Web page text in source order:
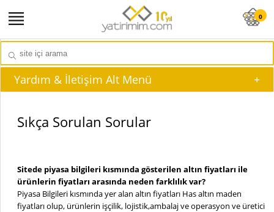
0
Yardım & İletişim Alt Menü
Sıkça Sorulan Sorular
Sitede piyasa bilgileri kısmında gösterilen altın fiyatları ile
ürünlerin fiyatları arasında neden farklılık var?
Piyasa Bilgileri kısmında yer alan altın fiyatları Has altın maden
fiyatları olup, ürünlerin işçilik, lojistik,ambalaj ve operasyon ve üretici